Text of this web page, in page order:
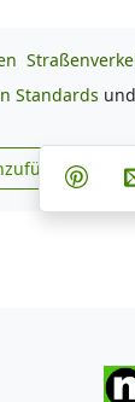
Standards
zu Google